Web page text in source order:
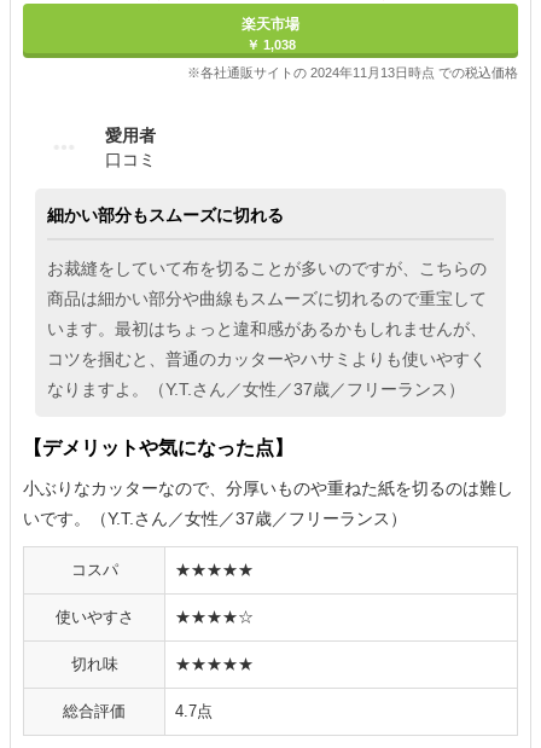
楽天市場
￥ 1,038
※各社通販サイトの 2024年11月13日時点 での税込価格
愛用者
口コミ
細かい部分もスムーズに切れる
お裁縫をしていて布を切ることが多いのですが、こちらの
商品は細かい部分や曲線もスムーズに切れるので重宝して
います。最初はちょっと違和感があるかもしれませんが、
コツを掴むと、普通のカッターやハサミよりも使いやすく
なりますよ。（Y.T.さん／女性／37歳／フリーランス）
【デメリットや気になった点】
小ぶりなカッターなので、分厚いものや重ねた紙を切るのは難し
いです。（Y.T.さん／女性／37歳／フリーランス）
コスパ ★★★★★
使いやすさ ★★★★☆
切れ味 ★★★★★
総合評価 4.7点